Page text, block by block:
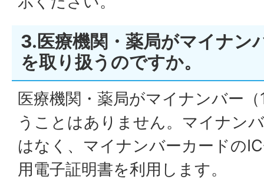
3.医療機関・薬局がマイナン
を取り扱うのですか。
医療機関・薬局がマイナンバー
うことはありません。マイナン
はなく、マイナンバーカードの
用電子証明書を利用します。